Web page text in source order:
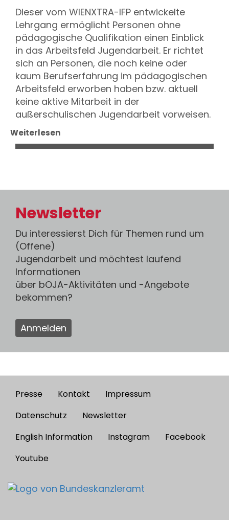
Dieser vom WIENXTRA-IFP entwickelte
Lehrgang ermöglicht Personen ohne
pädagogische Qualifikation einen Einblick
in das Arbeitsfeld Jugendarbeit. Er richtet
sich an Personen, die noch keine oder
kaum Berufserfahrung im pädagogischen
Arbeitsfeld erworben haben bzw. aktuell
keine aktive Mitarbeit in der
außerschulischen Jugendarbeit vorweisen.
Weiterlesen
Newsletter
Du interessierst Dich für Themen rund um
(Offene)
Jugendarbeit und möchtest laufend
Informationen
über bOJA-Aktivitäten und -Angebote
bekommen?
Anmelden
Footer
menu
Presse Kontakt
Impressum
Datenschutz
Newsletter
English Information
Instagram
Facebook
Youtube